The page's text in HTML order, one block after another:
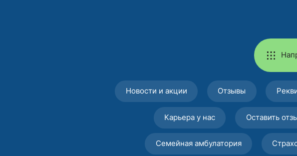
Новости и акции Отзывы
Карьера у нас Оставить
Семейная амбулатория